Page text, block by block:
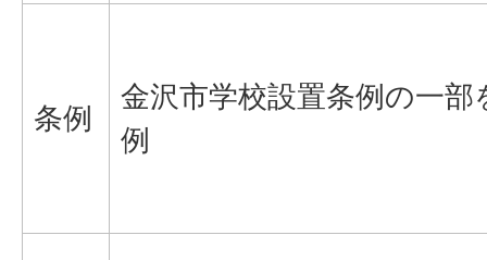
条例
金沢市学校設置条例の一部
例